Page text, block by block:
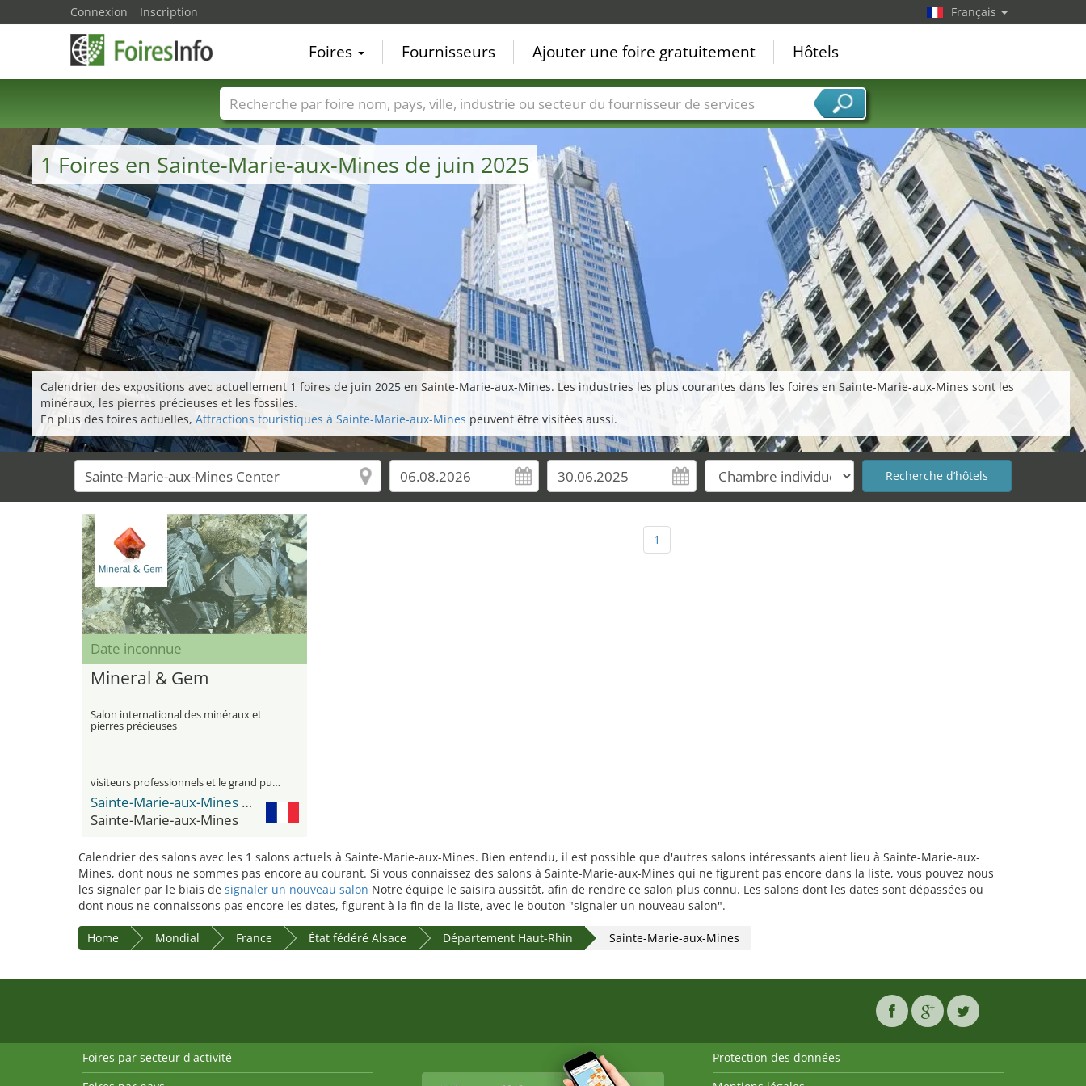
1 Foires en Sainte-Marie-aux-Mines de juin 2025
Calendrier des expositions avec actuellement 1 foires de juin 2025 en Sainte-Marie-aux-Mines. Les industries les plus courantes dans les foires en Sainte-Marie-aux-Mines sont les
minéraux, les pierres précieuses et les fossiles.
En plus des foires actuelles, Attractions touristiques à Sainte-Marie-aux-Mines peuvent être visitées aussi.
Date inconnue
Mineral & Gem
Salon international des minéraux et
pierres précieuses
visiteurs professionnels et le grand public
Sainte-Marie-aux-Mines Center
Sainte-Marie-aux-Mines
1
Calendrier des salons avec les 1 salons actuels à Sainte-Marie-aux-Mines. Bien entendu, il est possible que d'autres salons intéressants aient lieu à Sainte-Marie-aux-
Mines, dont nous ne sommes pas encore au courant. Si vous connaissez des salons à Sainte-Marie-aux-Mines qui ne figurent pas encore dans la liste, vous pouvez nous
les signaler par le biais de signaler un nouveau salon Notre équipe le saisira aussitôt, afin de rendre ce salon plus connu. Les salons dont les dates sont dépassées ou
dont nous ne connaissons pas encore les dates, figurent à la fin de la liste, avec le bouton "signaler un nouveau salon".
Home Mondial France État fédéré Alsace Département Haut-Rhin Sainte-Marie-aux-Mines
Connexion Inscription Français
Foires Fournisseurs Ajouter une foire gratuitement Hôtels
Foire noms Pays Villes Secteurs de foire Secteurs du fournisseur de services
Foires par secteur d'activité
Protection des données